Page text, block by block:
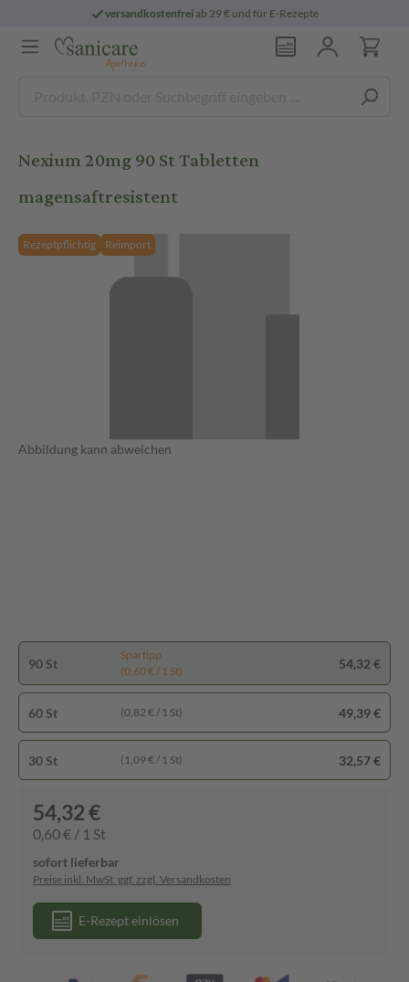
versandkostenfreiab 29 € und für E-Rezepte
Nexium 20mg 90 St Tabletten
magensaftresistent
Rezeptpflichtig Reimport
Abbildung kann abweichen
90 St
Spartipp
(0,60 € / 1 St)
54,32 €
60 St (0,82 € / 1 St) 49,39 €
30 St (1,09 € / 1 St) 32,57 €
54,32 €
0,60 € / 1 St
sofort lieferbar
Preise inkl. MwSt. ggf. zzgl. Versandkosten
E-Rezept einlösen